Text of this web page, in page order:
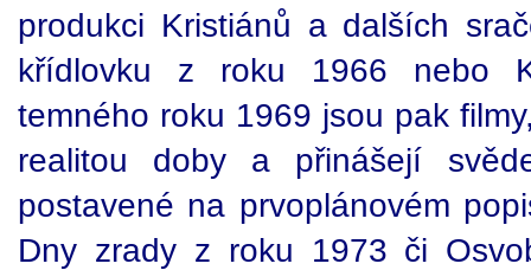
produkci Kristiánů a dalších
křídlovku z roku 1966 nebo
temného roku 1969 jsou pak
realitou doby a přinášejí
postavené na prvoplánovém
Dny zrady z roku 1973 či